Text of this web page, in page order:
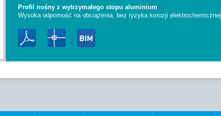
Profil nośny z wytrzymałego stopu aluminium
Wysoka odporność na obciążenia, bez ryzyka korozji elektrochemicznej